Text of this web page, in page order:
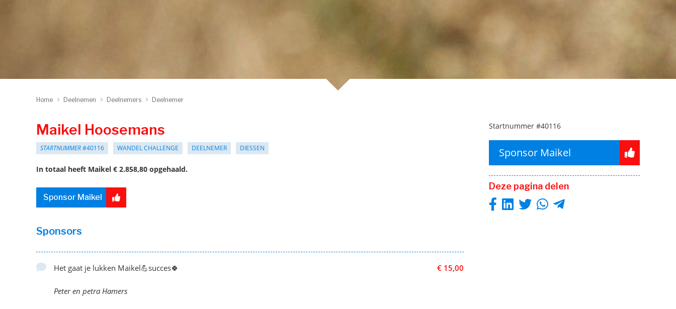
Home Deelnemen Deelnemers Deelnemer
Maikel Hoosemans
STARTNUMMER#40116 WANDEL CHALLENGE DEELNEMER DIESSEN
In totaal heeft Maikel € 2.858,80 opgehaald.
Sponsor Maikel
Startnummer #40116
Sponsor Maikel
Deze pagina delen
Sponsors
€ 15,00
Het gaat je lukken Maikel💪succes🍀
Peter en petra Hamers